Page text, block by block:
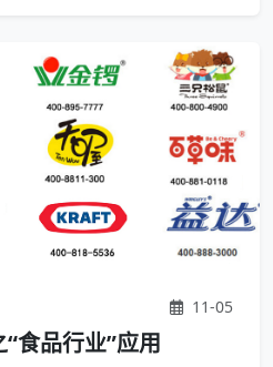
11-05
食品行业”应用